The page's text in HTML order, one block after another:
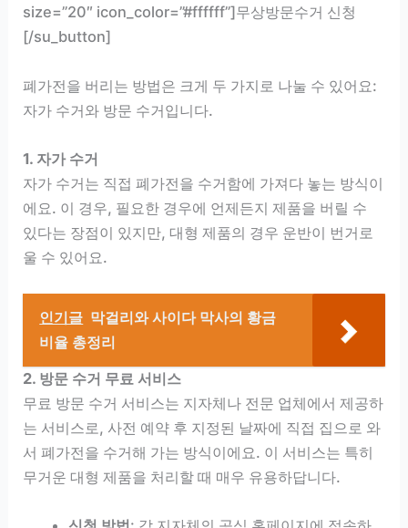
size=”20″ icon_color=”#ffffff”]무상방문수거 신청
[/su_button]
폐가전을 버리는 방법은 크게 두 가지로 나눌 수 있어요:
자가 수거와 방문 수거입니다.
1. 자가 수거
자가 수거는 직접 폐가전을 수거함에 가져다 놓는 방식이
에요. 이 경우, 필요한 경우에 언제든지 제품을 버릴 수
있다는 장점이 있지만, 대형 제품의 경우 운반이 번거로
울 수 있어요.
인기글 막걸리와 사이다 막사의 황금
비율 총정리
2. 방문 수거 무료 서비스
무료 방문 수거 서비스는 지자체나 전문 업체에서 제공하
는 서비스로, 사전 예약 후 지정된 날짜에 직접 집으로 와
서 폐가전을 수거해 가는 방식이에요. 이 서비스는 특히
무거운 대형 제품을 처리할 때 매우 유용하답니다.